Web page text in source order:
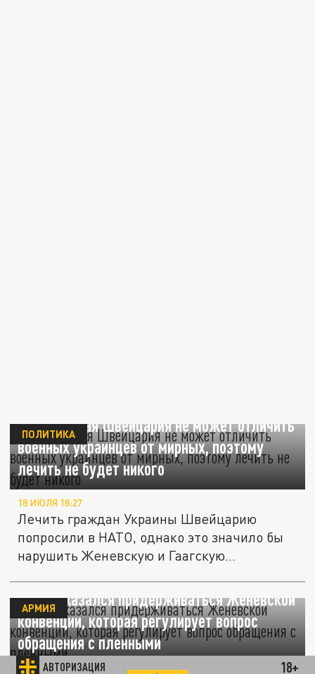
АВТОРИЗАЦИЯ 18+
Нейтральная Швейцария не может отличить
военных украинцев от мирных, поэтому
лечить не будет никого
ПОЛИТИКА
18 ИЮЛЯ 18:27
Лечить граждан Украины Швейцарию
попросили в НАТО, однако это значило бы
нарушить Женевскую и Гаагскую...
Киев отказался придерживаться Женевской
конвенции, которая регулирует вопрос
обращения с пленными
АРМИЯ